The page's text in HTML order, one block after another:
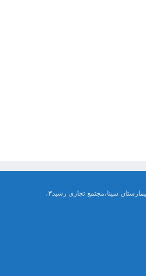
تهران ،خیابان امام خمینی،روبروی بیمارستان سینا،مجتمع تجاری رشید۳،